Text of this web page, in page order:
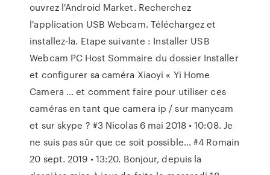
ouvrez l'Android Market. Recherchez
l'application USB Webcam. Téléchargez et
installez-la. Etape suivante : Installer USB
Webcam PC Host Sommaire du dossier Installer
et configurer sa caméra Xiaoyi « Yi Home
Camera ... et comment faire pour utiliser ces
caméras en tant que camera ip / sur manycam
et sur skype ? #3 Nicolas 6 mai 2018 • 10:08. Je
ne suis pas sûr que ce soit possible… #4 Romain
20 sept. 2019 • 13:20. Bonjour, depuis la